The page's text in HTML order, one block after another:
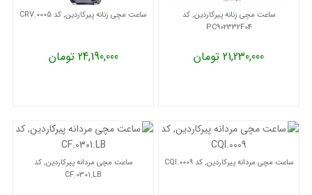
ساعت مچی زنانه پیرکاردین, کد
PC902332F04
21,230,000 تومان
ساعت مچی زنانه پیرکاردین, کد CRV.0005
24,190,000 تومان
ساعت مچی مردانه پیرکاردین, کد CQI.0009
ساعت مچی مردانه پیرکاردین, کد
CF.0301.LB